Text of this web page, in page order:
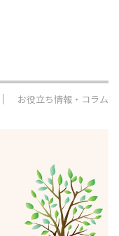
お役立ち情報・コラム